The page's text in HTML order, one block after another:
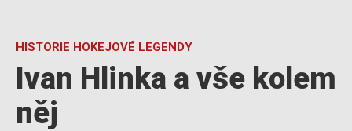
HISTORIE HOKEJOVÉ LEGENDY
Ivan Hlinka a vše kolem
něj